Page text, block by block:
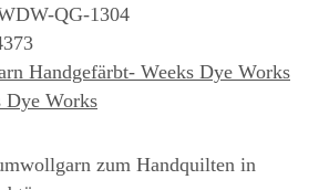
QG-1304
Handgefärbt- Weeks Dye Works
Dye Works
zum Handquilten in